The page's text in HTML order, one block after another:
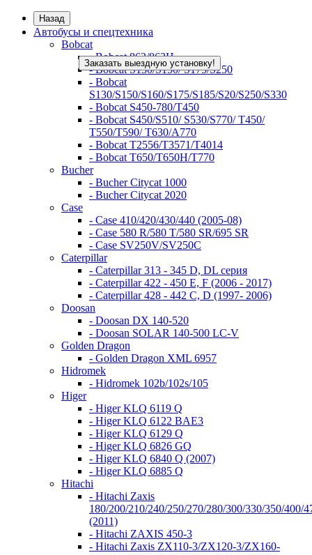
Назад
Автобусы и спецтехника
Bobcat
- Bobcat 863/863H
- Bobcat S130/S150/ S175/S250
- Bobcat
S130/S150/S160/S175/S185/S20/S250/S330
- Bobcat S450-780/Т450
- Bobcat S450/S510/ S530/S770/ T450/
T550/T590/ T630/A770
- Bobcat T2556/T3571/T4014
- Bobcat T650/T650H/T770
Bucher
- Bucher Citycat 1000
- Bucher Citycat 2020
Case
- Case 410/420/430/440 (2005-08)
- Case 580 R/580 T/580 SR/695 SR
- Case SV250V/SV250C
Caterpillar
- Caterpillar 313 - 345 D, DL серия
- Caterpillar 422 - 450 E, F (2006 - 2017)
- Caterpillar 428 - 442 C, D (1997- 2006)
Doosan
- Doosan DX 140-520
- Doosan SOLAR 140-500 LC-V
Golden Dragon
- Golden Dragon XML 6957
Hidromek
- Hidromek 102b/102s/105
Higer
- Higer KLQ 6119 Q
- Higer KLQ 6122 BAE3
- Higer KLQ 6129 Q
- Higer KLQ 6826 GQ
- Higer KLQ 6840 Q (2007)
- Higer KLQ 6885 Q
Hitachi
- Hitachi Zaxis
180/200/210/240/250/270/280/300/330/350/400/
(2011)
- Hitachi ZAXIS 450-3
- Hitachi Zaxis ZX110-3/ZX120-3/ZX160-
Заказать выездную установку!